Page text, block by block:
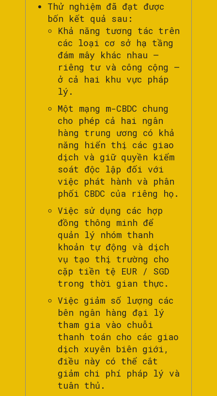
Thử nghiệm đã đạt được
bốn kết quả sau:
Khả năng tương tác trên
các loại cơ sở hạ tầng
đám mây khác nhau –
riêng tư và công cộng –
ở cả hai khu vực pháp
lý.
Một mạng m-CBDC chung
cho phép cả hai ngân
hàng trung ương có khả
năng hiển thị các giao
dịch và giữ quyền kiểm
soát độc lập đối với
việc phát hành và phân
phối CBDC của riêng họ.
Việc sử dụng các hợp
đồng thông minh để
quản lý nhóm thanh
khoản tự động và dịch
vụ tạo thị trường cho
cặp tiền tệ EUR / SGD
trong thời gian thực.
Việc giảm số lượng các
bên ngân hàng đại lý
tham gia vào chuỗi
thanh toán cho các giao
dịch xuyên biên giới,
điều này có thể cắt
giảm chi phí pháp lý và
tuân thủ.